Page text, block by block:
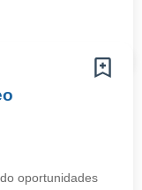
oportunidades